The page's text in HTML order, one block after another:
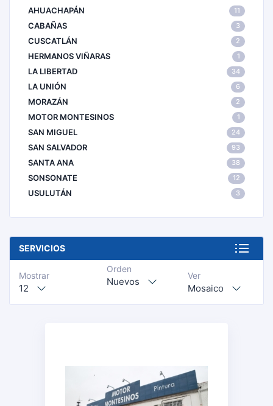
AHUACHAPÁN 11
CABAÑAS 3
CUSCATLÁN 2
HERMANOS VIÑARAS 1
LA LIBERTAD 34
LA UNIÓN 6
MORAZÁN 2
MOTOR MONTESINOS 1
SAN MIGUEL 24
SAN SALVADOR 93
SANTA ANA 38
SONSONATE 12
USULUTÁN 3
SERVICIOS
Ver
Mosaico
Orden
Nuevos
Mostrar
12